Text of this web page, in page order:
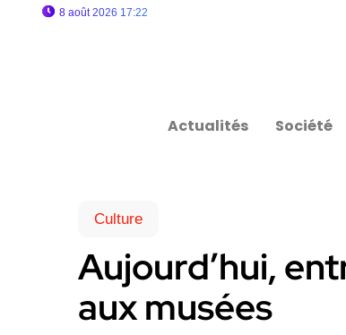
8 août 2026 17:22
Actualités Société
Culture
Aujourd’hui,
aux musées